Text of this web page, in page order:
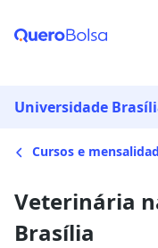
Universidade
Cursos e
Veterinária
Brasília